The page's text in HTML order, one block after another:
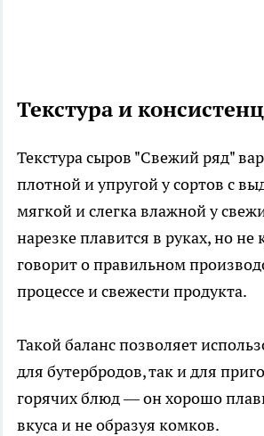
Текстура и
Текстура сыров "Свежий ряд"
плотной и упругой у сортов с
мягкой и слегка влажной у
нарезке плавится в руках, но не
говорит о правильном
процессе и свежести продукта.
Такой баланс позволяет
для бутербродов, так и для
горячих блюд — он хорошо
вкуса и не образуя комков.